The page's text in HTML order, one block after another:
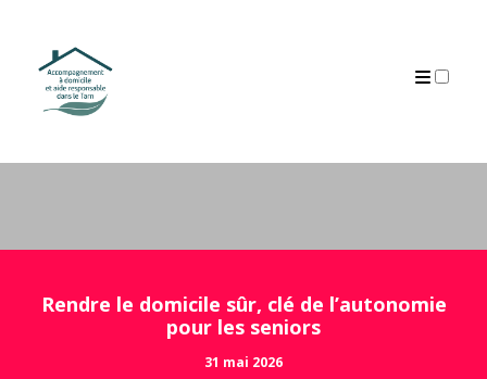
Rendre le domicile sûr, clé de l’autonomie
pour les seniors
31 mai 2026